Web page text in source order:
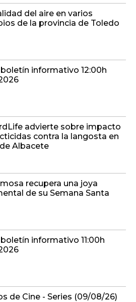
del aire en varios
de la provincia de Toledo
informativo 12:00h
advierte sobre impacto
contra la langosta en
Albacete
recupera una joya
de su Semana Santa
informativo 11:00h
de Cine - Series (09/08/26)